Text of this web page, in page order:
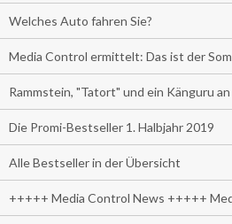
Welches Auto fahren Sie?
Media Control ermittelt: Das ist der
Rammstein, "Tatort" und ein Känguru
Die Promi-Bestseller 1. Halbjahr 2019
Alle Bestseller in der Übersicht
+++++ Media Control News +++++